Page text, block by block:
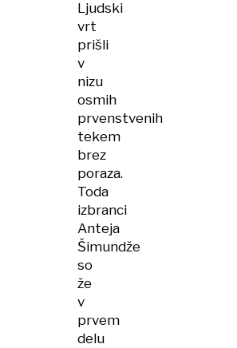
Ljudski
vrt
prišli
v
nizu
osmih
prvenstvenih
tekem
brez
poraza.
Toda
izbranci
Anteja
Šimundže
so
že
v
prvem
delu